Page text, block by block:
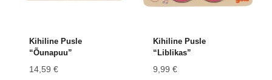
Kihiline Pusle
“Õunapuu”
14,59 €
Kihiline Pusle
“Liblikas”
9,99 €